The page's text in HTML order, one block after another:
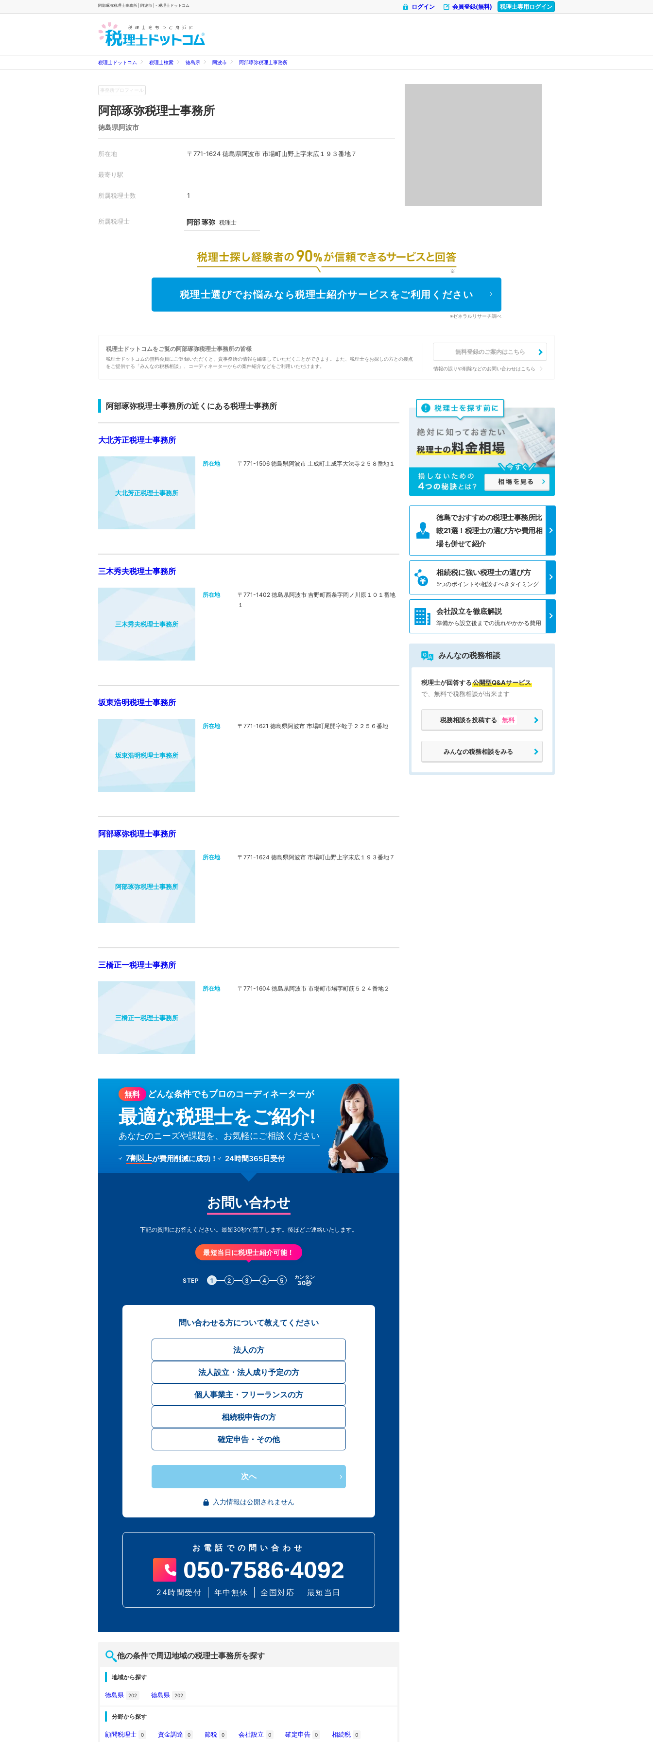
阿部琢弥税理士事務所 | 阿波市 | - 税理士ドットコム 税理士専用ログイン
会員登録(無料)
ログイン
税理士ドットコム 税理士検索 徳島県 阿波市 阿部琢弥税理士事務所
事務所プロフィール
阿部琢弥税理士事務所
徳島県阿波市
所在地 〒771-1624 徳島県阿波市 市場町山野上字末広１９３番地７
最寄り駅
所属税理士数 1
所属税理士 阿部 琢弥 税理士
税理士選びでお悩みなら税理士紹介サービスをご利用ください
※ゼネラルリサーチ調べ
税理士ドットコムをご覧の阿部琢弥税理士事務所の皆様
税理士ドットコムの無料会員にご登録いただくと、貴事務所の情報を編集していただくことができます。また、税理士をお探しの方との接点
をご提供する「みんなの税務相談」、コーディネーターからの案件紹介などをご利用いただけます。
無料登録のご案内はこちら
情報の誤りや削除などのお問い合わせはこちら
阿部琢弥税理士事務所の近くにある税理士事務所
大北芳正税理士事務所
所在地 〒771-1506 徳島県阿波市 土成町土成字大法寺２５８番地１
大北芳正税理士事務所
三木秀夫税理士事務所
所在地
〒771-1402 徳島県阿波市 吉野町西条字岡ノ川原１０１番地
１
三木秀夫税理士事務所
坂東浩明税理士事務所
所在地 〒771-1621 徳島県阿波市 市場町尾開字蛭子２２５６番地
坂東浩明税理士事務所
阿部琢弥税理士事務所
所在地 〒771-1624 徳島県阿波市 市場町山野上字末広１９３番地７
阿部琢弥税理士事務所
三橋正一税理士事務所
所在地 〒771-1604 徳島県阿波市 市場町市場字町筋５２４番地２
三橋正一税理士事務所
無料 どんな条件でもプロのコーディネーターが
最適な税理士をご紹介!
あなたのニーズや課題を、お気軽にご相談ください
7割以上が費用削減に成功！ 24時間365日受付
お問い合わせ
下記の質問にお答えください。最短30秒で完了します。 後ほどご連絡いたします。
最短当日に税理士紹介可能！
STEP 1 2 3 4 5 カンタン
30秒
問い合わせる方について教えてください
法人の方
法人設立・法人成り予定の方
個人事業主・フリーランスの方
相続税申告の方
確定申告・その他
次へ
入力情報は公開されません
お電話での問い合わせ
050 7586 4092
24時間受付 年中無休 全国対応 最短当日
他の条件で周辺地域の税理士事務所を探す
地域から探す
徳島県 202 徳島県 202
分野から探す
顧問税理士 0 資金調達 0 節税 0 会社設立 0 確定申告 0 相続税 0
徳島でおすすめの税理士事務所比
較21選！税理士の選び方や費用相
場も併せて紹介
相続税に強い税理士の選び方
5つのポイントや相談すべきタイミング
会社設立を徹底解説
準備から設立後までの流れやかかる費用
みんなの税務相談
税理士が回答する公開型Q&Aサービス
で、無料で税務相談が出来ます
税務相談を投稿する 無料
みんなの税務相談をみる